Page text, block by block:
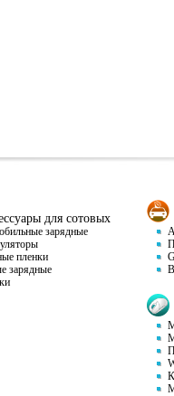
для сотовых
зарядные
пленки
зарядные